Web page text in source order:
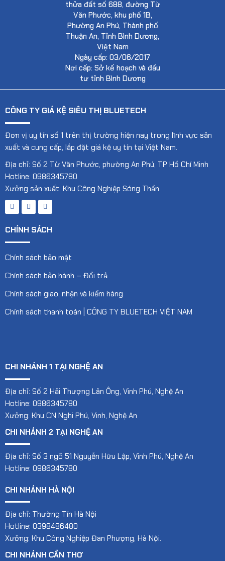
thửa đất số 688, đường Từ
Văn Phước, khu phố 1B,
Phường An Phú, Thành phố
Thuận An, Tỉnh Bình Dương,
Việt Nam
Ngày cấp: 03/06/2017
Nơi cấp: Sở kế hoạch và đầu
tư tỉnh Bình Dương
CÔNG TY GIÁ KỆ SIÊU THỊ BLUETECH
Đơn vị uy tín số 1 trên thị trường hiện nay trong lĩnh vực sản
xuất và cung cấp, lắp đặt giá kệ uy tín tại Việt Nam.
Địa chỉ: Số 2 Từ Văn Phước, phường An Phú, TP Hồ Chí Minh
Hotline: 0986345780
Xưởng sản xuất: Khu Công Nghiệp Sóng Thần
CHÍNH SÁCH
Chính sách bảo mật
Chính sách bảo hành – Đổi trả
Chính sách giao, nhận và kiểm hàng
Chính sách thanh toán | CÔNG TY BLUETECH VIỆT NAM
CHI NHÁNH 1 TẠI NGHỆ AN
Địa chỉ: Số 2 Hải Thượng Lãn Ông, Vinh Phú, Nghệ An
Hotline: 0986345780
Xưởng: Khu CN Nghi Phú, Vinh, Nghệ An
CHI NHÁNH 2 TẠI NGHỆ AN
Địa chỉ: Số 3 ngõ 51 Nguyễn Hữu Lập, Vinh Phú, Nghệ An
Hotline: 0986345780
CHI NHÁNH HÀ NỘI
Địa chỉ: Thường Tín Hà Nội
Hotline: 0398486480
Xưởng: Khu Công Nghiệp Đan Phượng, Hà Nội.
CHI NHÁNH CẦN THƠ